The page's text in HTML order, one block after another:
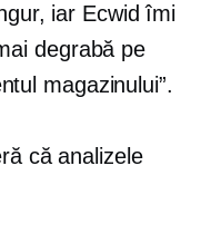
iar Ecwid îmi
degrabă pe
magazinului”.
că analizele